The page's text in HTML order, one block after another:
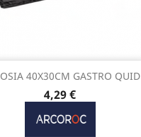
40X30CM GASTRO QUID
Preço
4,29 €
Vista rápida